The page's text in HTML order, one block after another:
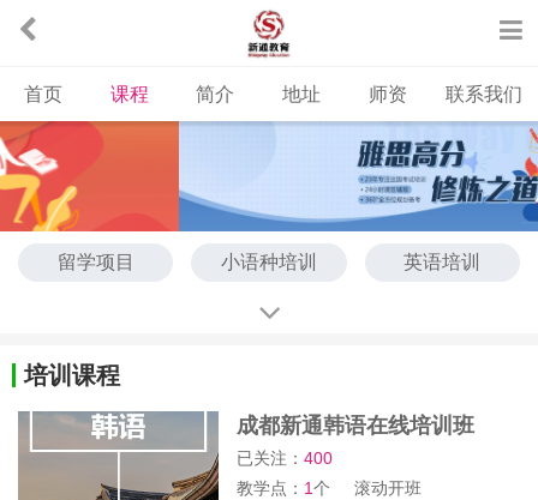
首页 课程 简介 地址 师资 联系我们
留学项目 小语种培训 英语培训
培训课程
成都新通韩语在线培训班
已关注：400
教学点： 1个 滚动开班